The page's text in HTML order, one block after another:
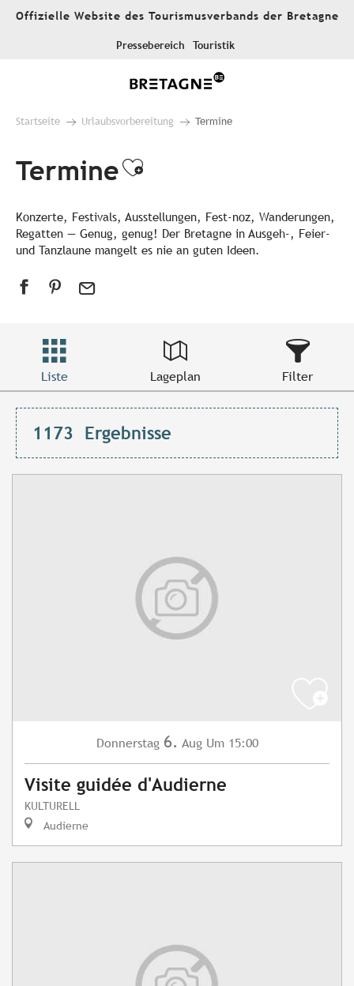
AllerOffizielle Website des Tourismusverbands der Bretagne
Pressebereich Touristik
Startseite Urlaubsvorbereitung Termine
TermineAjouter aux
Konzerte, Festivals, Ausstellungen, Fest-noz, Wanderungen,
Regatten — Genug, genug! Der Bretagne in Ausgeh-, Feier-
und Tanzlaune mangelt es nie an guten Ideen.
Liste Lageplan Filter
1173 Ergebnisse
Donnerstag 6. Aug Um 15:00
Visite guidée d'Audierne
KULTURELL
Audierne